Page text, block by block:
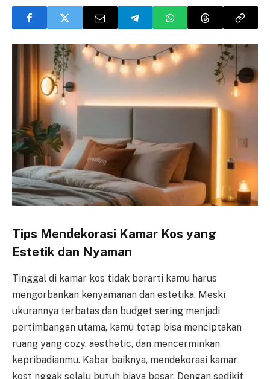
Tips Mendekorasi Kamar Kos yang
Estetik dan Nyaman
Tinggal di kamar kos tidak berarti kamu harus
mengorbankan kenyamanan dan estetika. Meski
ukurannya terbatas dan budget sering menjadi
pertimbangan utama, kamu tetap bisa menciptakan
ruang yang cozy, aesthetic, dan mencerminkan
kepribadianmu. Kabar baiknya, mendekorasi kamar
kost nggak selalu butuh biaya besar. Dengan sedikit